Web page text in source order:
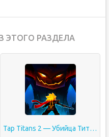
ЭТОГО РАЗДЕЛА
Tap Titans 2 — Убийца Титанов